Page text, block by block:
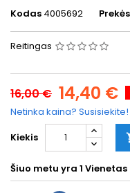
Kodas 4005692
Reitingas
16,00 € 14,40 €
Netinka kaina? Susisiekite!
Kiekis
Šiuo metu yra 1 Vienetas